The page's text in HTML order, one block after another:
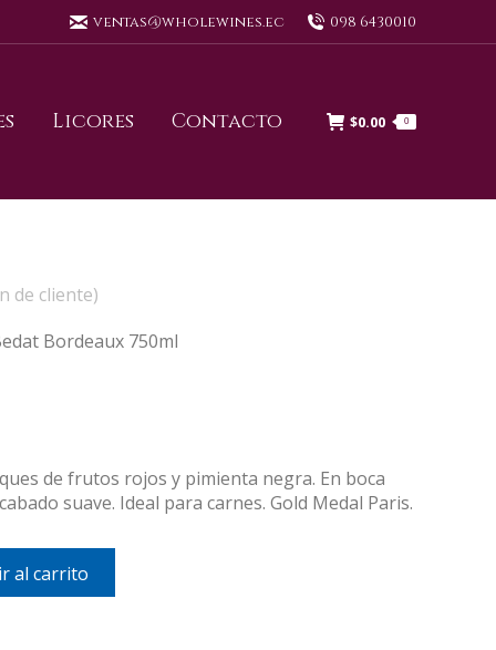
ventas@wholewines.ec 098 6430010
Licores Contacto $0.00 0
Bordeaux 750ml
de cliente)
de frutos rojos y pimienta negra. En boca
suave. Ideal para carnes. Gold Medal Paris.
al carrito